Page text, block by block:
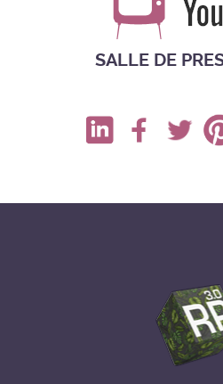
SALLE DE